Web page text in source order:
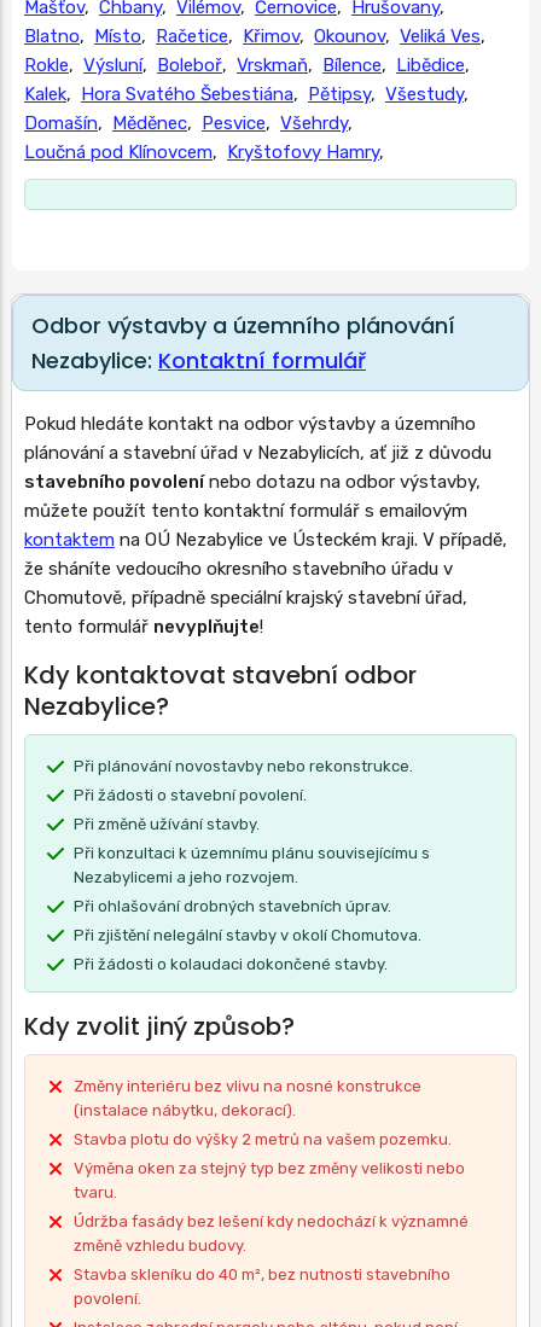
Mašťov, Chbany, Vilémov, Černovice, Hrušovany,
Blatno, Místo, Račetice, Křimov, Okounov, Veliká Ves,
Rokle, Výsluní, Boleboř, Vrskmaň, Bílence, Libědice,
Kalek, Hora Svatého Šebestiána, Pětipsy, Všestudy,
Domašín, Měděnec, Pesvice, Všehrdy,
Loučná pod Klínovcem, Kryštofovy Hamry,
Odbor výstavby a územního plánování
Nezabylice: Kontaktní formulář
Pokud hledáte kontakt na odbor výstavby a územního
plánování a stavební úřad v Nezabylicích, ať již z důvodu
stavebního povolenínebo dotazu na odbor výstavby,
můžete použít tento kontaktní formulář s emailovým
kontaktem na OÚ Nezabylice ve Ústeckém kraji. V případě,
že sháníte vedoucího okresního stavebního úřadu v
Chomutově, případně speciální krajský stavební úřad,
tento formulář nevyplňujte!
Kdy kontaktovat stavební odbor
Nezabylice?
Při plánování novostavby nebo rekonstrukce.
Při žádosti o stavební povolení.
Při změně užívání stavby.
Při konzultaci k územnímu plánu souvisejícímu s
Nezabylicemi a jeho rozvojem.
Při ohlašování drobných stavebních úprav.
Při zjištění nelegální stavby v okolí Chomutova.
Při žádosti o kolaudaci dokončené stavby.
Kdy zvolit jiný způsob?
Změny interiéru bez vlivu na nosné konstrukce
(instalace nábytku, dekorací).
Stavba plotu do výšky 2 metrů na vašem pozemku.
Výměna oken za stejný typ bez změny velikosti nebo
tvaru.
Údržba fasády bez lešení kdy nedochází k významné
změně vzhledu budovy.
Stavba skleníku do 40 m², bez nutnosti stavebního
povolení.